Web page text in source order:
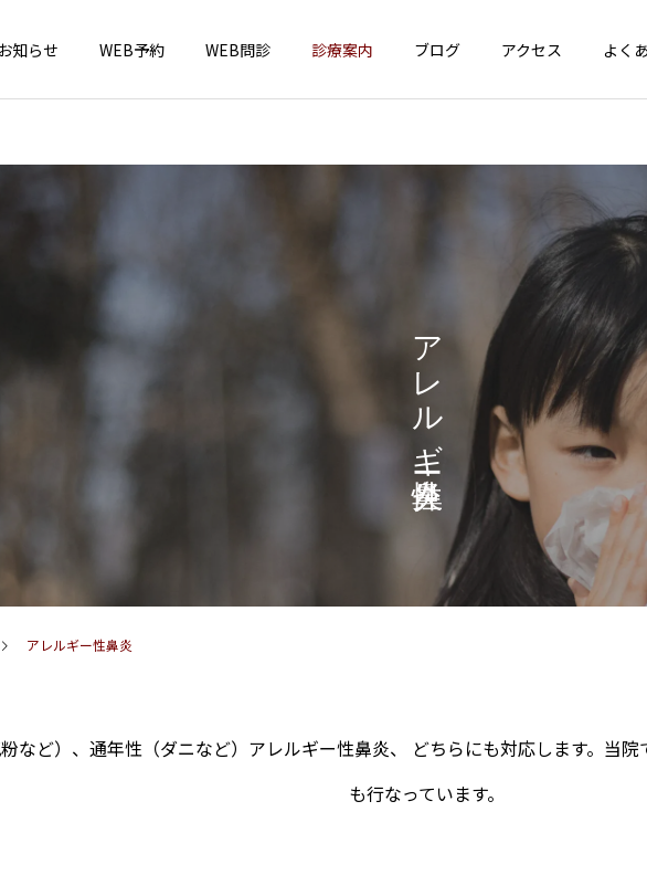
お知らせ WEB予約 WEB問診 診療案内 ブログ アクセス よく
一般小児疾患
はしか（麻疹）が全国で急
増中！ お子さんのワクチ
接種、確認しましょう！
アレルギー性鼻炎
アレルギー性鼻炎
など）、通年性（ダニなど）アレルギー性鼻炎、 どちらにも対応します。当
も行なっています。